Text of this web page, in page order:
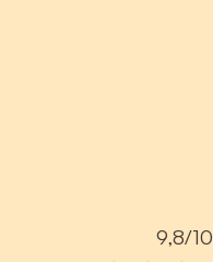
9,8/10